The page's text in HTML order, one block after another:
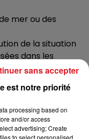
mer ou des
de la situation
dans les
en limitant
sur les routes
est notre priorité
processing based on
and/or access
advertising; Create
to select personalised
sans accepter